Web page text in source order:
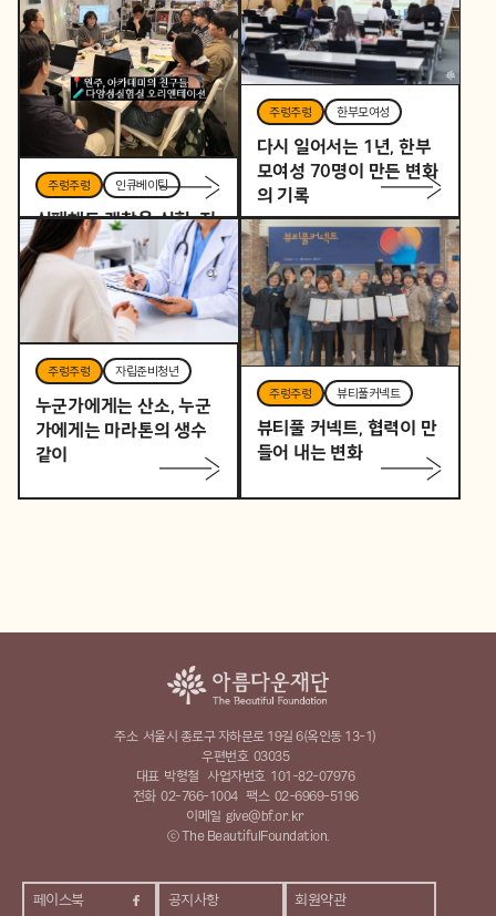
주렁주렁 인큐베이팅
실패해도 괜찮은 실험, 지
역을 바꾸는 작은 시작
주렁주렁 한부모여성
다시 일어서는 1년, 한부
모여성 70명이 만든 변화
의 기록
주렁주렁 자립준비청년
누군가에게는 산소, 누군
가에게는 마라톤의 생수
같이
주렁주렁 뷰티풀커넥트
뷰티풀 커넥트, 협력이 만
들어 내는 변화
페이스북 공지사항 회원약관
주소 서울시 종로구 자하문로 19길 6(옥인동 13-1)
우편번호 03035
대표 박형철 사업자번호 101-82-07976
전화 02-766-1004 팩스 02-6969-5196
이메일 give@bf.or.kr
ⓒ The BeautifulFoundation.